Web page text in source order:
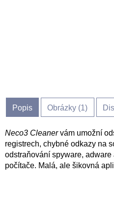
Popis Obrázky (1)
Neco3 Cleanervám umožní
registrech, chybné odkazy na
odstraňování spyware,
počítače. Malá, ale šikovná